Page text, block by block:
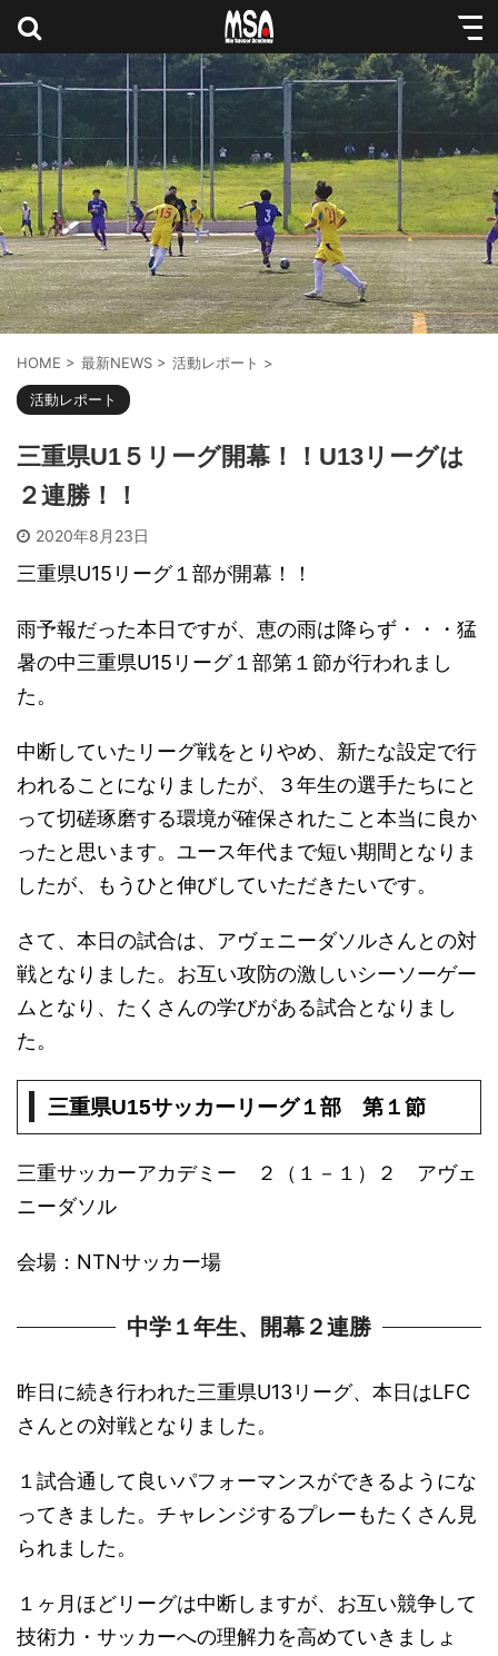
HOME > 最新NEWS > 活動レポート >
活動レポート
三重県U1５リーグ開幕！！U13リーグは
２連勝！！
2020年8月23日
三重県U15リーグ１部が開幕！！
雨予報だった本日ですが、恵の雨は降らず・・・猛
暑の中三重県U15リーグ１部第１節が行われまし
た。
中断していたリーグ戦をとりやめ、新たな設定で行
われることになりましたが、３年生の選手たちにと
って切磋琢磨する環境が確保されたこと本当に良か
ったと思います。ユース年代まで短い期間となりま
したが、もうひと伸びしていただきたいです。
さて、本日の試合は、アヴェニーダソルさんとの対
戦となりました。お互い攻防の激しいシーソーゲー
ムとなり、たくさんの学びがある試合となりまし
た。
三重県U15サッカーリーグ１部 第１節
三重サッカーアカデミー ２（１－１）２ アヴェ
ニーダソル
会場：NTNサッカー場
中学１年生、開幕２連勝
昨日に続き行われた三重県U13リーグ、本日はLFC
さんとの対戦となりました。
１試合通して良いパフォーマンスができるようにな
ってきました。チャレンジするプレーもたくさん見
られました。
１ヶ月ほどリーグは中断しますが、お互い競争して
技術力・サッカーへの理解力を高めていきましょ